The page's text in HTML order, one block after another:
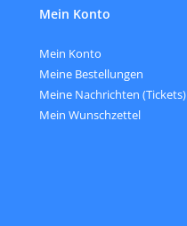
Mein Konto
Mein Konto
Meine Bestellungen
Meine Nachrichten (Tickets)
Mein Wunschzettel